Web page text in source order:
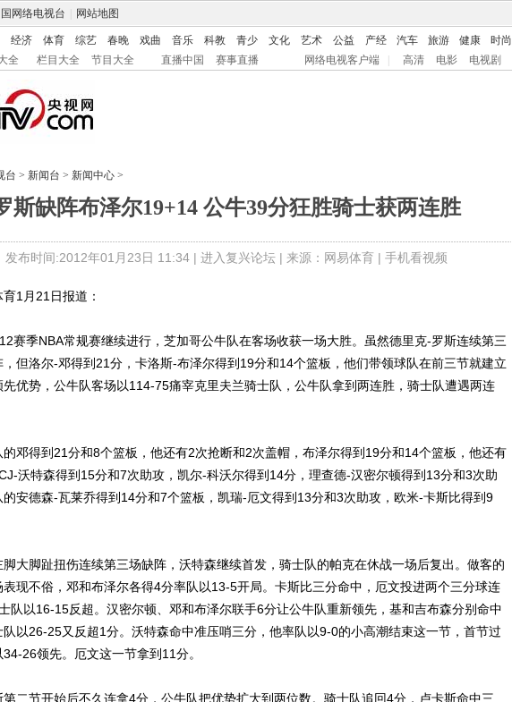
网络电视台 网站地图
经济 体育 综艺 春晚 戏曲 音乐 科教 青少 文化 艺术 公益 产经 汽车 旅游 健康 时尚
全 栏目大全 节目大全 直播中国 赛事直播 网络电视客户端 高清 电影 电视剧
台 > 新闻台 > 新闻中心 >
斯缺阵布泽尔19+14 公牛39分狂胜骑士获两连胜
发布时间:2012年01月23日 11:34 | 进入复兴论坛| 来源：网易体育 | 手机看视频
月21日报道：
季NBA常规赛继续进行，芝加哥公牛队在客场收获一场大胜。虽然德里克-罗斯连续第三
，但洛尔-邓得到21分，卡洛斯-布泽尔得到19分和14个篮板，他们带领球队在前三节就建立
先优势，公牛队客场以114-75痛宰克里夫兰骑士队，公牛队拿到两连胜，骑士队遭遇两连
得到21分和8个篮板，他还有2次抢断和2次盖帽，布泽尔得到19分和14个篮板，他还有
沃特森得到15分和7次助攻，凯尔-科沃尔得到14分，理查德-汉密尔顿得到13分和3次助
的安德森-瓦莱乔得到14分和7个篮板，凯瑞-厄文得到13分和3次助攻，欧米-卡斯比得到9
脚趾扭伤连续第三场缺阵，沃特森继续首发，骑士队的帕克在休战一场后复出。做客的
表现不俗，邓和布泽尔各得4分率队以13-5开局。卡斯比三分命中，厄文投进两个三分球连
队以16-15反超。汉密尔顿、邓和布泽尔联手6分让公牛队重新领先，基和吉布森分别命中
队以26-25又反超1分。沃特森命中准压哨三分，他率队以9-0的小高潮结束这一节，首节过
34-26领先。厄文这一节拿到11分。
节开始后不久连拿4分，公牛队把优势扩大到两位数。骑士队追回4分，卢卡斯命中三